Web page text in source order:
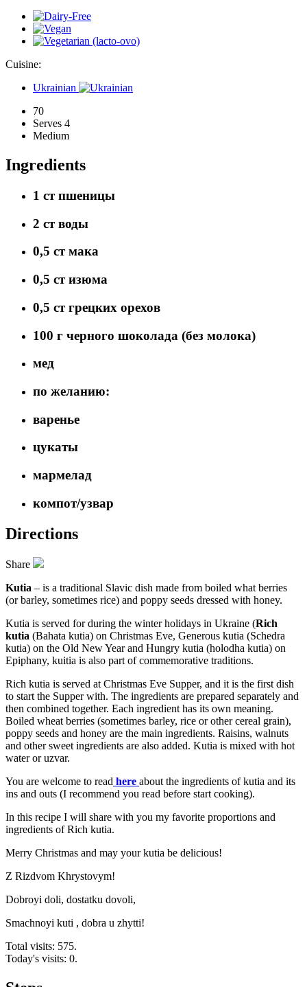
Cuisine:
Ukrainian
70
Serves 4
Medium
Ingredients
1 ст пшеницы
2 ст воды
0,5 ст мака
0,5 ст изюма
0,5 ст грецких орехов
100 г черного шоколада (без молока)
мед
по желанию:
варенье
цукаты
мармелад
компот/узвар
Directions
Share
Kutia – is a traditional Slavic dish made from boiled what berries
(or barley, sometimes rice) and poppy seeds dressed with honey.
Kutia is served for during the winter holidays in Ukraine (Rich
kutia (Bahata kutia) on Christmas Eve, Generous kutia (Schedra
kutia) on the Old New Year and Hungry kutia (holodha kutia) on
Epiphany, kuitia is also part of commemorative traditions.
Rich kutia is served at Christmas Eve Supper, and it is the first dish
to start the Supper with. The ingredients are prepared separately and
then combined together. Each ingredient has its own meaning.
Boiled wheat berries (sometimes barley, rice or other cereal grain),
poppy seeds and honey are the main ingredients. Raisins, walnuts
and other sweet ingredients are also added. Kutia is mixed with hot
water or uzvar.
You are welcome to read here about the ingredients of kutia and its
ins and outs (I recommend you read before start cooking).
In this recipe I will share with you my favorite proportions and
ingredients of Rich kutia.
Merry Christmas and may your kutia be delicious!
Z Rizdvom Khrystovym!
Dobroyi doli, dostatku dovoli,
Smachnoyi kuti , dobra u zhytti!
Total visits: 575.
Today's visits: 0.